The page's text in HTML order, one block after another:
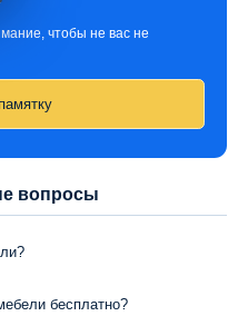
чтобы не вас не
вопросы
бесплатно?